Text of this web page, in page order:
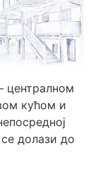
централном
кућом и
долази до